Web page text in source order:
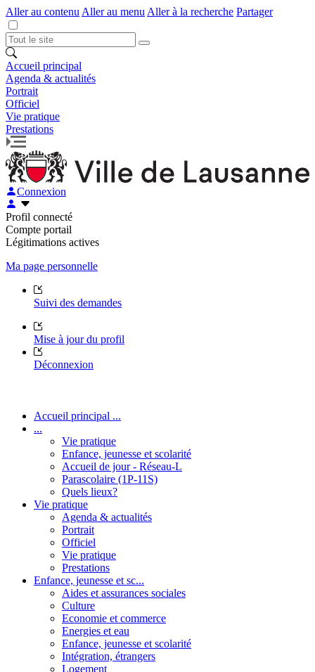
Aller au contenu Aller au menu Aller à la recherche Partager
Accueil principal
Agenda & actualités
Portrait
Officiel
Vie pratique
Prestations
Connexion
Profil connecté
Compte portail
Légitimations actives
Ma page personnelle
Suivi des demandes
Mise à jour du profil
Déconnexion
Accueil principal ...
...
Vie pratique
Enfance, jeunesse et scolarité
Accueil de jour - Réseau-L
Parascolaire (1P-11S)
Quels lieux?
Vie pratique
Agenda & actualités
Portrait
Officiel
Vie pratique
Prestations
Enfance, jeunesse et sc...
Aides et assurances sociales
Culture
Economie et commerce
Energies et eau
Enfance, jeunesse et scolarité
Intégration, étrangers
Logement